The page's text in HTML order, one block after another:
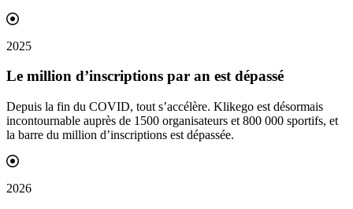
2025
Le million d’inscriptions par an est dépassé
Depuis la fin du COVID, tout s’accélère. Klikego est désormais
incontournable auprès de 1500 organisateurs et 800 000 sportifs, et
la barre du million d’inscriptions est dépassée.
2026